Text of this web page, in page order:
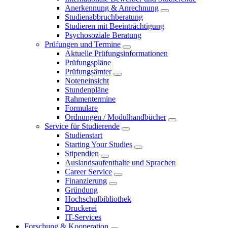
Anerkennung & Anrechnung
Studienabbruchberatung
Studieren mit Beeinträchtigung
Psychosoziale Beratung
Prüfungen und Termine
Aktuelle Prüfungsinformationen
Prüfungspläne
Prüfungsämter
Noteneinsicht
Stundenpläne
Rahmentermine
Formulare
Ordnungen / Modulhandbücher
Service für Studierende
Studienstart
Starting Your Studies
Stipendien
Auslandsaufenthalte und Sprachen
Career Service
Finanzierung
Gründung
Hochschulbibliothek
Druckerei
IT-Services
Forschung & Kooperation